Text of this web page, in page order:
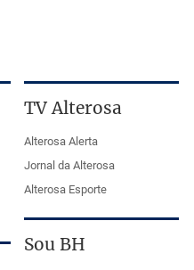
TV Alterosa
Alterosa Alerta
Jornal da Alterosa
Alterosa Esporte
Sou BH